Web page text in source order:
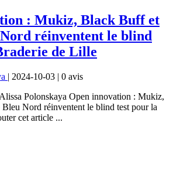
: Mukiz, Black Buff et
réinventent le blind
de Lille
| 2024-10-03 | 0 avis
Polonskaya Open innovation : Mukiz,
Nord réinventent le blind test pour la
cet article ...